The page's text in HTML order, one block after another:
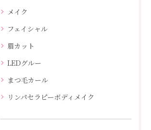
メイク
フェイシャル
眉カット
LEDグルー
まつ毛カール
リンパセラピーボディメイク